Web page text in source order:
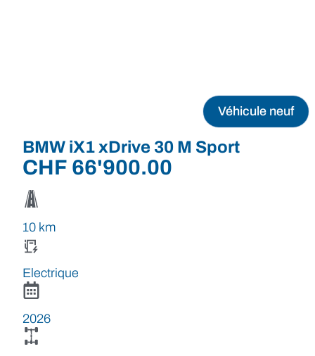
Véhicule neuf
BMW iX1 xDrive 30 M Sport
CHF 66'900.00
10 km
Electrique
2026